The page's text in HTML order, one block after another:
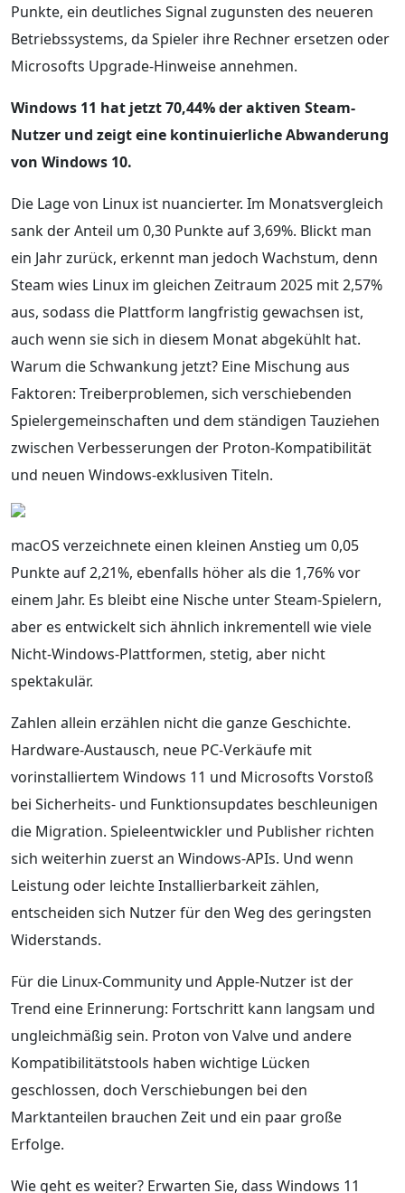
Punkte, ein deutliches Signal zugunsten des neueren
Betriebssystems, da Spieler ihre Rechner ersetzen oder
Microsofts Upgrade-Hinweise annehmen.
Windows 11 hat jetzt 70,44% der aktiven Steam-
Nutzer und zeigt eine kontinuierliche Abwanderung
von Windows 10.
Die Lage von Linux ist nuancierter. Im Monatsvergleich
sank der Anteil um 0,30 Punkte auf 3,69%. Blickt man
ein Jahr zurück, erkennt man jedoch Wachstum, denn
Steam wies Linux im gleichen Zeitraum 2025 mit 2,57%
aus, sodass die Plattform langfristig gewachsen ist,
auch wenn sie sich in diesem Monat abgekühlt hat.
Warum die Schwankung jetzt? Eine Mischung aus
Faktoren: Treiberproblemen, sich verschiebenden
Spielergemeinschaften und dem ständigen Tauziehen
zwischen Verbesserungen der Proton-Kompatibilität
und neuen Windows-exklusiven Titeln.
macOS verzeichnete einen kleinen Anstieg um 0,05
Punkte auf 2,21%, ebenfalls höher als die 1,76% vor
einem Jahr. Es bleibt eine Nische unter Steam-Spielern,
aber es entwickelt sich ähnlich inkrementell wie viele
Nicht-Windows-Plattformen, stetig, aber nicht
spektakulär.
Zahlen allein erzählen nicht die ganze Geschichte.
Hardware-Austausch, neue PC-Verkäufe mit
vorinstalliertem Windows 11 und Microsofts Vorstoß
bei Sicherheits- und Funktionsupdates beschleunigen
die Migration. Spieleentwickler und Publisher richten
sich weiterhin zuerst an Windows-APIs. Und wenn
Leistung oder leichte Installierbarkeit zählen,
entscheiden sich Nutzer für den Weg des geringsten
Widerstands.
Für die Linux-Community und Apple-Nutzer ist der
Trend eine Erinnerung: Fortschritt kann langsam und
ungleichmäßig sein. Proton von Valve und andere
Kompatibilitätstools haben wichtige Lücken
geschlossen, doch Verschiebungen bei den
Marktanteilen brauchen Zeit und ein paar große
Erfolge.
Wie geht es weiter? Erwarten Sie, dass Windows 11